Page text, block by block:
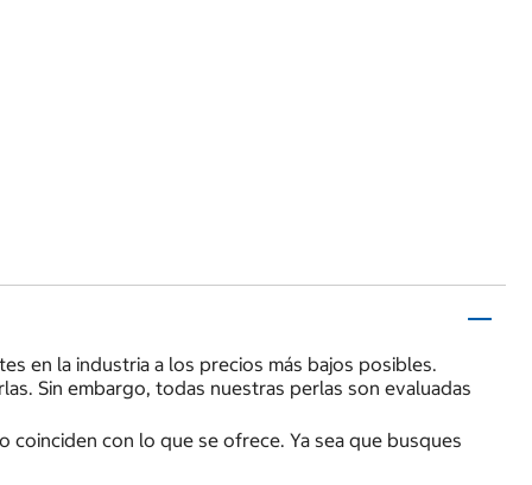
en la industria a los precios más bajos posibles.
Sin embargo, todas nuestras perlas son evaluadas
con lo que se ofrece. Ya sea que busques